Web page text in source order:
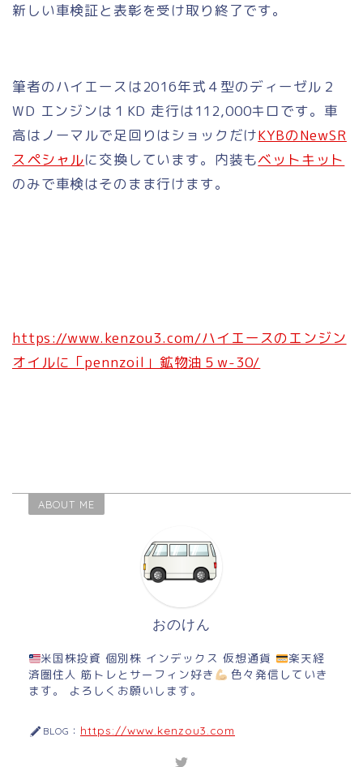
新しい車検証と表彰を受け取り終了です。
筆者のハイエースは2016年式４型のディーゼル２
WD エンジンは１KD 走行は112,000キロです。車
高はノーマルで足回りはショックだけKYBのNewSR
スペシャルに交換しています。内装もベットキット
のみで車検はそのまま行けます。
https://www.kenzou3.com/ハイエースのエンジン
オイルに「pennzoil」鉱物油５w-30/
ABOUT ME
おのけん
米国株投資 個別株 インデックス 仮想通貨
楽天経
済圏住人 筋トレとサーフィン好き
色々発信していき
ます。 よろしくお願いします。
BLOG： https://www.kenzou3.com